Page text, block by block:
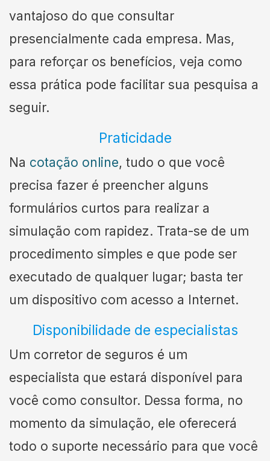
vantajoso do que consultar
presencialmente cada empresa. Mas,
para reforçar os benefícios, veja como
essa prática pode facilitar sua pesquisa a
seguir.
Praticidade
Na cotação online, tudo o que você
precisa fazer é preencher alguns
formulários curtos para realizar a
simulação com rapidez. Trata-se de um
procedimento simples e que pode ser
executado de qualquer lugar; basta ter
um dispositivo com acesso a Internet.
Disponibilidade de especialistas
Um corretor de seguros é um
especialista que estará disponível para
você como consultor. Dessa forma, no
momento da simulação, ele oferecerá
todo o suporte necessário para que você